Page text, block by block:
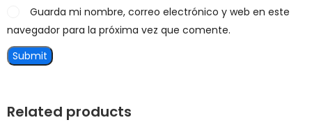
Guarda mi nombre, correo electrónico y web en este
navegador para la próxima vez que comente.
Related products